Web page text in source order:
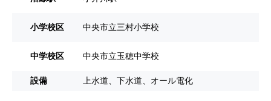
小学校区 中央市立三村小学校
中学校区 中央市立玉穂中学校
設備 上水道、下水道、オール電化